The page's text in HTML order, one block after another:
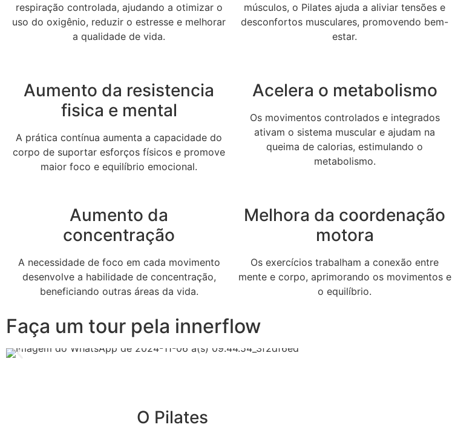
respiração controlada, ajudando a otimizar o
uso do oxigênio, reduzir o estresse e melhorar
a qualidade de vida.
músculos, o Pilates ajuda a aliviar tensões e
desconfortos musculares, promovendo bem-
estar.
Aumento da resistencia
fisica e mental
A prática contínua aumenta a capacidade do
corpo de suportar esforços físicos e promove
maior foco e equilíbrio emocional.
Acelera o metabolismo
Os movimentos controlados e integrados
ativam o sistema muscular e ajudam na
queima de calorias, estimulando o
metabolismo.
Aumento da
concentração
A necessidade de foco em cada movimento
desenvolve a habilidade de concentração,
beneficiando outras áreas da vida.
Melhora da coordenação
motora
Os exercícios trabalham a conexão entre
mente e corpo, aprimorando os movimentos e
o equilíbrio.
Faça um tour pela innerflow
O Pilates